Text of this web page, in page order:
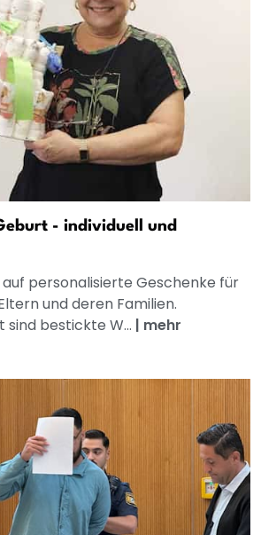
- individuell und
personalisierte Geschenke für
und deren Familien.
bestickte W... | mehr